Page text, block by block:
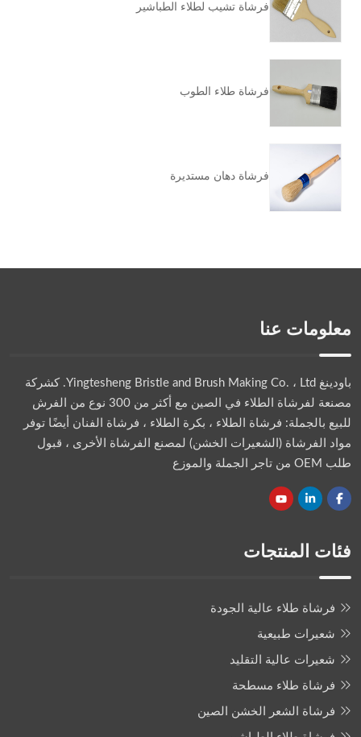
فرشاة تشيب لطلاء الطباشير
فرشاة طلاء الطوب
فرشاة دهان مستديرة
معلومات عنا
باودينغ Yingtesheng Bristle and Brush Making Co. ، Ltd.
كشركة
مصنعة لفرشاة الطلاء في الصين مع أكثر من 300 نوع من الفرش
للبيع بالجملة: فرشاة الطلاء ، بكرة الطلاء ، فرشاة الفنان أيضًا توفر
مواد الفرشاة (الشعيرات الخشن) لمصنع الفرشاة الأخرى ، قبول
طلب OEM من تاجر الجملة والموزع
فئات المنتجات
فرشاة طلاء عالية الجودة
شعيرات طبيعية
شعيرات عالية التقليد
فرشاة طلاء مسطحة
فرشاة الشعر الخشن الصين